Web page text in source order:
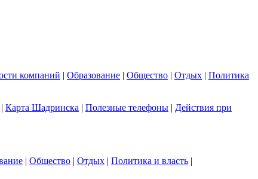
компаний | Образование | Общество | Отдых | Политика
| Карта Шадринска | Полезные телефоны | Действия при
| Общество | Отдых | Политика и власть |